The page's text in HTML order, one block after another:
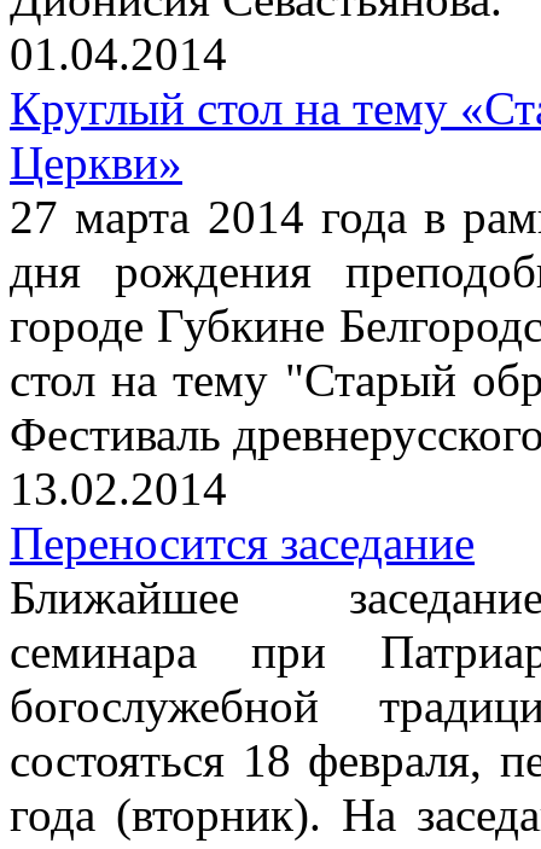
01.04.2014
Круглый стол на тему
Церкви»
27 марта 2014 года в
дня рождения
городе Губкине
стол на тему "Старый
Фестиваль
13.02.2014
Переносится заседание
Ближайшее
семинара при
богослужебной
состояться 18 февраля,
года (вторник). На